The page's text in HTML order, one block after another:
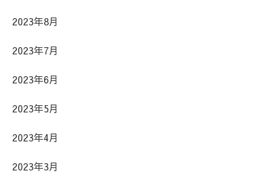
2023年8月
2023年7月
2023年6月
2023年5月
2023年4月
2023年3月